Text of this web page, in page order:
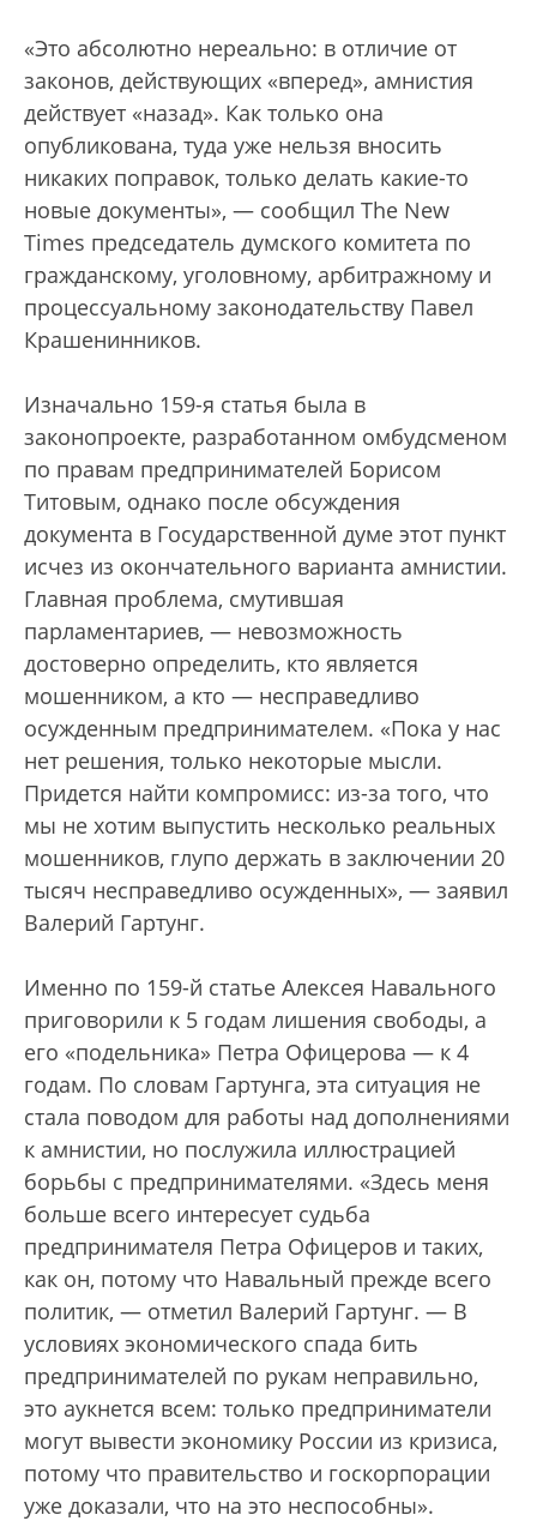
«Это абсолютно нереально: в отличие от
законов, действующих «вперед», амнистия
действует «назад». Как только она
опубликована, туда уже нельзя вносить
никаких поправок, только делать какие-то
новые документы», — сообщил The New
Times председатель думского комитета по
гражданскому, уголовному, арбитражному и
процессуальному законодательству Павел
Крашенинников.
Изначально 159-я статья была в
законопроекте, разработанном омбудсменом
по правам предпринимателей Борисом
Титовым, однако после обсуждения
документа в Государственной думе этот пункт
исчез из окончательного варианта амнистии.
Главная проблема, смутившая
парламентариев, — невозможность
достоверно определить, кто является
мошенником, а кто — несправедливо
осужденным предпринимателем. «Пока у нас
нет решения, только некоторые мысли.
Придется найти компромисс: из-за того, что
мы не хотим выпустить несколько реальных
мошенников, глупо держать в заключении 20
тысяч несправедливо осужденных», — заявил
Валерий Гартунг.
Именно по 159-й статье Алексея Навального
приговорили к 5 годам лишения свободы, а
его «подельника» Петра Офицерова — к 4
годам. По словам Гартунга, эта ситуация не
стала поводом для работы над дополнениями
к амнистии, но послужила иллюстрацией
борьбы с предпринимателями. «Здесь меня
больше всего интересует судьба
предпринимателя Петра Офицеров и таких,
как он, потому что Навальный прежде всего
политик, — отметил Валерий Гартунг. — В
условиях экономического спада бить
предпринимателей по рукам неправильно,
это аукнется всем: только предприниматели
могут вывести экономику России из кризиса,
потому что правительство и госкорпорации
уже доказали, что на это неспособны».